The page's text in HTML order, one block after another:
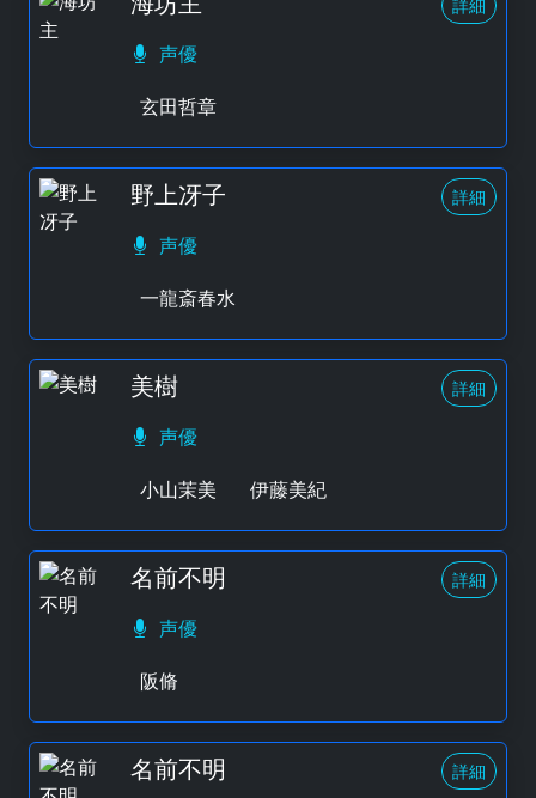
詳細
声優
玄田哲章
野上冴子 詳細
声優
一龍斎春水
美樹 詳細
声優
小山茉美
伊藤美紀
名前不明 詳細
声優
阪脩
名前不明 詳細